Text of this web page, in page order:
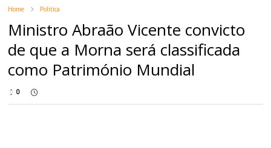
Home Politica
Ministro Abraão Vicente convicto
de que a Morna será classificada
como Património Mundial
0